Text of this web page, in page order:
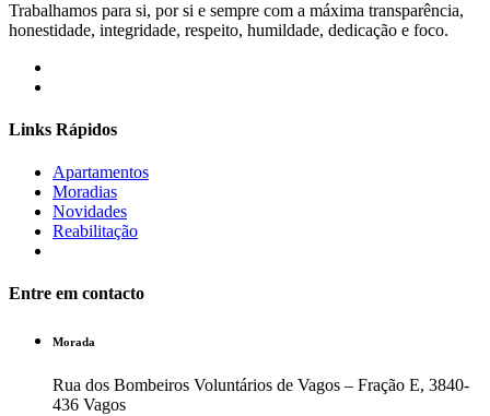
Trabalhamos para si, por si e sempre com a máxima transparência,
honestidade, integridade, respeito, humildade, dedicação e foco.
Links Rápidos
Apartamentos
Moradias
Novidades
Reabilitação
Entre em contacto
Morada
Rua dos Bombeiros Voluntários de Vagos – Fração E, 3840-
436 Vagos